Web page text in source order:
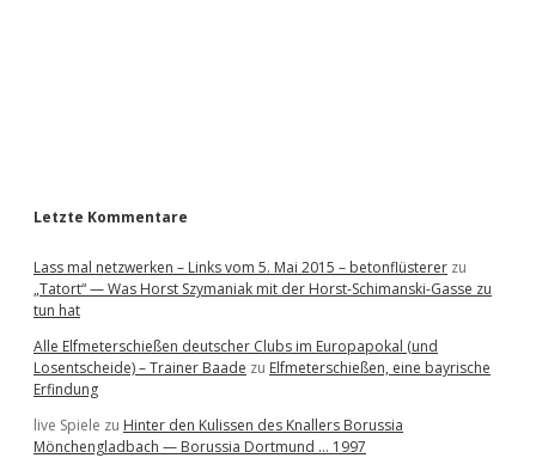
Letzte Kommentare
Lass mal netzwerken – Links vom 5. Mai 2015 – betonflüsterer zu
„Tatort“ — Was Horst Szymaniak mit der Horst-Schimanski-Gasse zu
tun hat
Alle Elfmeterschießen deutscher Clubs im Europapokal (und
Losentscheide) – Trainer Baade zu Elfmeterschießen, eine bayrische
Erfindung
live Spiele zu Hinter den Kulissen des Knallers Borussia
Mönchengladbach — Borussia Dortmund … 1997